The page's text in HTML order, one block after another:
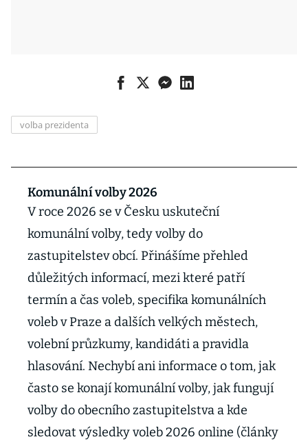
volba prezidenta
Komunální volby 2026
V roce 2026 se v Česku uskuteční
komunální volby, tedy volby do
zastupitelstev obcí. Přinášíme přehled
důležitých informací, mezi které patří
termín a čas voleb, specifika komunálních
voleb v Praze a dalších velkých městech,
volební průzkumy, kandidáti a pravidla
hlasování. Nechybí ani informace o tom, jak
často se konají komunální volby, jak fungují
volby do obecního zastupitelstva a kde
sledovat výsledky voleb 2026 online (články